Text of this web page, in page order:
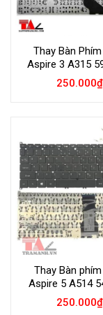
Thay Bàn
Aspire 3 A315
250.000₫
Thay Bàn
Aspire 5 A514
250.000₫